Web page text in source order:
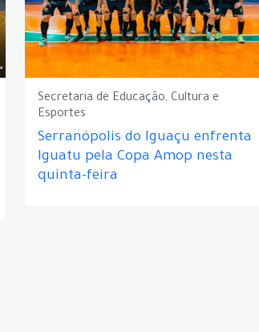
Secretaria de Educação, Cultura e
Esportes
Serranópolis do Iguaçu enfrenta
Iguatu pela Copa Amop nesta
quinta-feira